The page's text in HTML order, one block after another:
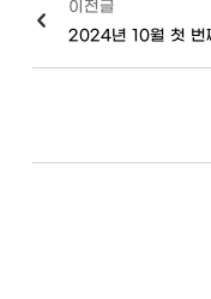
이전글
2024년 10월 첫 번